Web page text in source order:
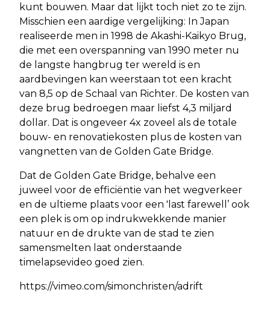
kunt bouwen. Maar dat lijkt toch niet zo te zijn.
Misschien een aardige vergelijking: In Japan
realiseerde men in 1998 de Akashi-Kaikyo Brug,
die met een overspanning van 1990 meter nu
de langste hangbrug ter wereld is en
aardbevingen kan weerstaan tot een kracht
van 8,5 op de Schaal van Richter. De kosten van
deze brug bedroegen maar liefst 4,3 miljard
dollar. Dat is ongeveer 4x zoveel als de totale
bouw- en renovatiekosten plus de kosten van
vangnetten van de Golden Gate Bridge.
Dat de Golden Gate Bridge, behalve een
juweel voor de efficiëntie van het wegverkeer
en de ultieme plaats voor een 'last farewell’ ook
een plek is om op indrukwekkende manier
natuur en de drukte van de stad te zien
samensmelten laat onderstaande
timelapsevideo goed zien.
https://vimeo.com/simonchristen/adrift